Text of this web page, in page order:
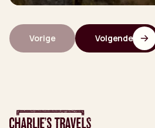
Vorige Volgende